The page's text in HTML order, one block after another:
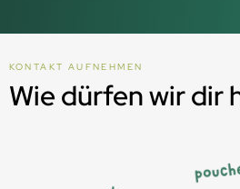
KONTAKT AUFNEHMEN
Wie dürfen wir dir